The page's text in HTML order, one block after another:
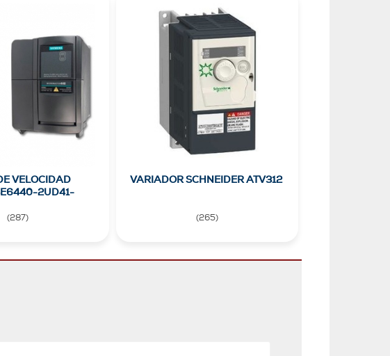
VELOCIDAD
2UD41-
(287)
VARIADOR SCHNEIDER ATV312
(265)